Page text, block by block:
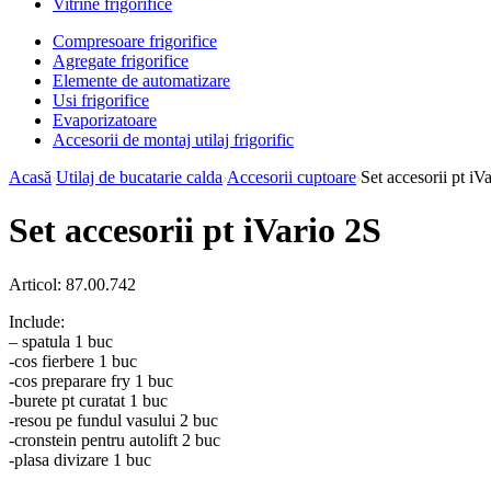
Compresoare frigorifice
Agregate frigorifice
Elemente de automatizare
Usi frigorifice
Evaporizatoare
Accesorii de montaj utilaj frigorific
Acasă Utilaj de bucatarie calda Accesorii cuptoare Set accesorii pt
Set accesorii pt iVario 2S
Articol: 87.00.742
Include:
– spatula 1 buc
-cos fierbere 1 buc
-cos preparare fry 1 buc
-burete pt curatat 1 buc
-resou pe fundul vasului 2 buc
-cronstein pentru autolift 2 buc
-plasa divizare 1 buc